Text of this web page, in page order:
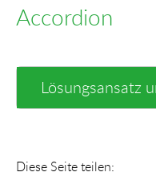
Accordion
Lösungsansatz
Diese Seite teilen: